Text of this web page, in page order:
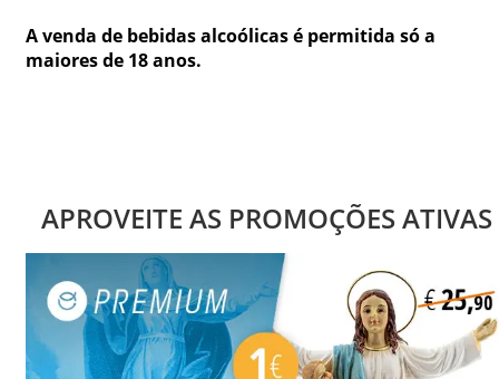
A venda de bebidas alcoólicas é permitida só a
maiores de 18 anos.
APROVEITE AS PROMOÇÕES ATIVAS